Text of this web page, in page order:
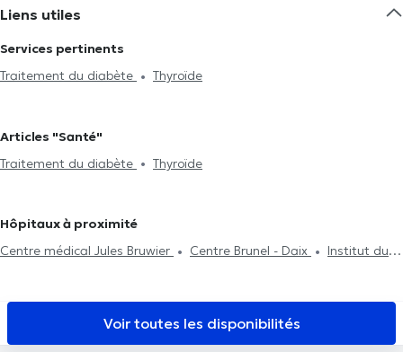
Liens utiles
Services pertinents
Traitement du diabète
Thyroïde
Articles "Santé"
Traitement du diabète
Thyroïde
Hôpitaux à proximité
Centre médical Jules Bruwier
Centre Brunel - Daix
Institut du
Kin&Perform Chênée
LogoPsy Lazeo Liège
Fléron
Centre de diététique NaturHouse Liège
D7 institut Rue
Voir toutes les disponibilités